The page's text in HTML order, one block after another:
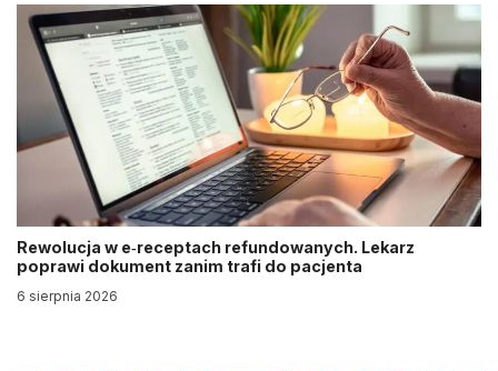
Rewolucja w e‑receptach refundowanych. Lekarz
poprawi dokument zanim trafi do pacjenta
6 sierpnia 2026